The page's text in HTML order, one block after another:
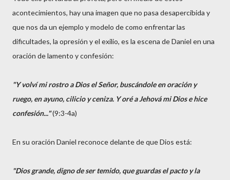
acontecimientos, hay una imagen que no pasa desapercibida y
que nos da un ejemplo y modelo de como enfrentar las
dificultades, la opresión y el exilio, es la escena de Daniel en una
oración de lamento y confesión:
"Y volví mi rostro a Dios el Señor, buscándole en oración y
ruego, en ayuno, cilicio y ceniza. Y oré a Jehová mi Dios e hice
confesión..."(9:3-4a)
En su oración Daniel reconoce delante de que Dios está:
"Dios grande, digno de ser temido, que guardas el pacto y la